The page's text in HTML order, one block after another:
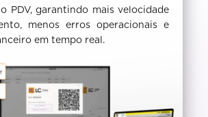
PDV, garantindo mais velocidade
menos erros operacionais e
em tempo real.